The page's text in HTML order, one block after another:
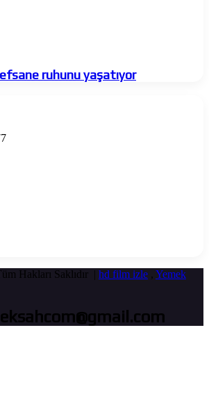
ruhunu yaşatıyor
Hakları Saklıdır | hd film izle , Yemek